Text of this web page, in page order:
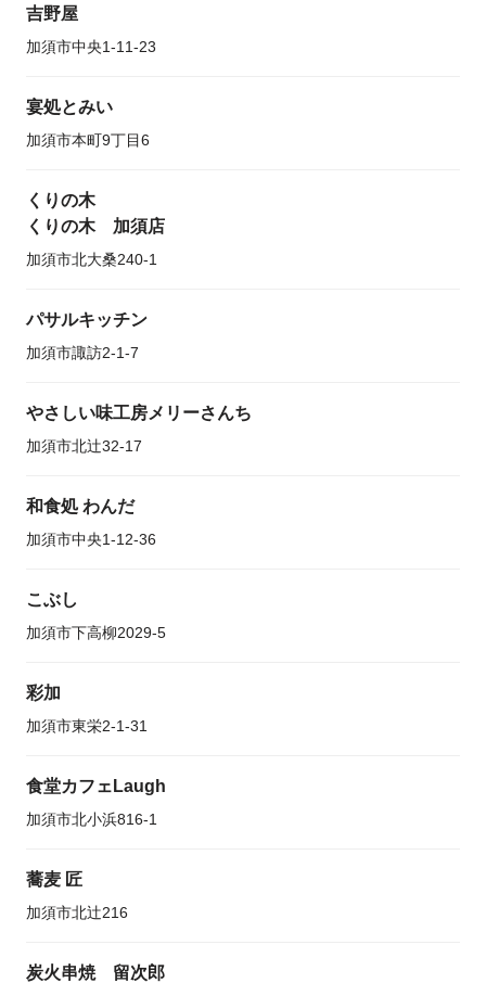
吉野屋
加須市中央1-11-23
宴処とみい
加須市本町9丁目6
くりの木
くりの木 加須店
加須市北大桑240-1
パサルキッチン
加須市諏訪2-1-7
やさしい味工房メリーさんち
加須市北辻32-17
和食処 わんだ
加須市中央1-12-36
こぶし
加須市下高柳2029-5
彩加
加須市東栄2-1-31
食堂カフェLaugh
加須市北小浜816-1
蕎麦 匠
加須市北辻216
炭火串焼 留次郎